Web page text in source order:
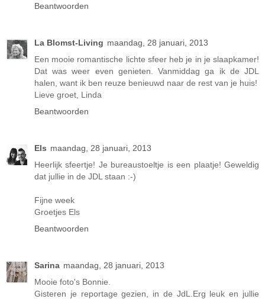
Beantwoorden
La Blomst-Living maandag, 28 januari, 2013
Een mooie romantische lichte sfeer heb je in je slaapkamer!
Dat was weer even genieten. Vanmiddag ga ik de JDL
halen, want ik ben reuze benieuwd naar de rest van je huis!
Lieve groet, Linda
Beantwoorden
Els maandag, 28 januari, 2013
Heerlijk sfeertje! Je bureaustoeltje is een plaatje! Geweldig
dat jullie in de JDL staan :-)
Fijne week
Groetjes Els
Beantwoorden
Sarina maandag, 28 januari, 2013
Mooie foto's Bonnie.
Gisteren je reportage gezien, in de JdL.Erg leuk en jullie